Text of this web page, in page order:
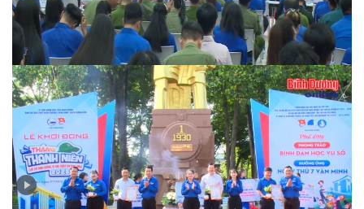
Thanh niên Bình Dương gửi gắm nhiều ý kiến tâm huyết
về chuyển đổi số